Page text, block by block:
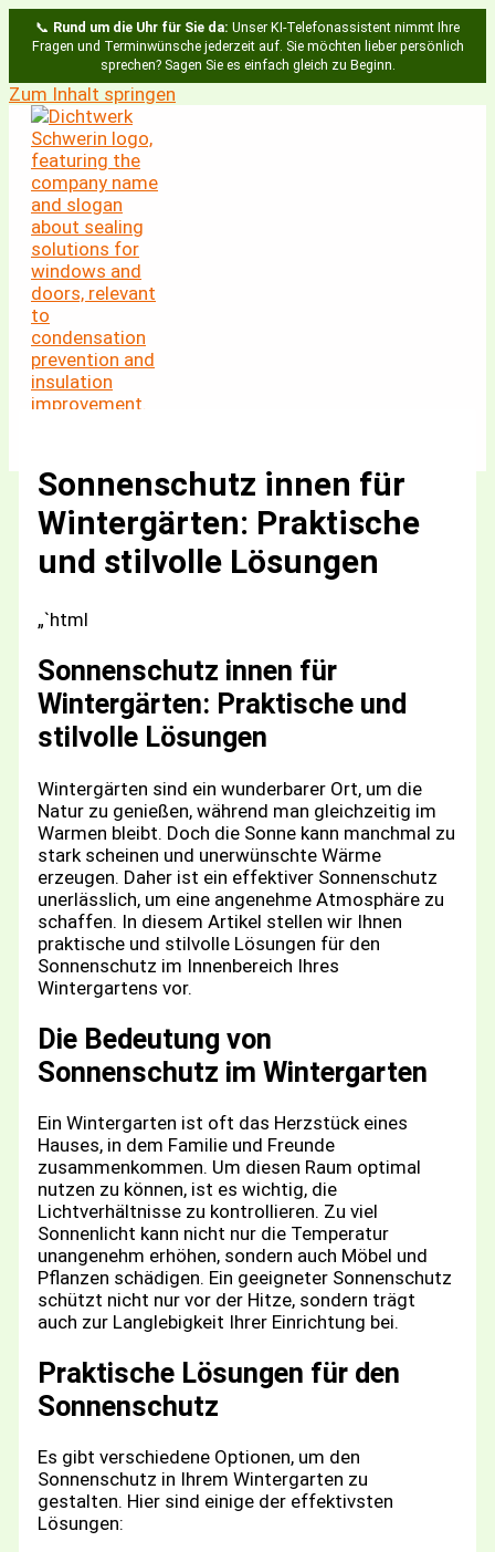
📞 Rund um die Uhr für Sie da: Unser KI-Telefonassistent nimmt Ihre
Fragen und Terminwünsche jederzeit auf. Sie möchten lieber persönlich
sprechen? Sagen Sie es einfach gleich zu Beginn.
Zum Inhalt springen
Sonnenschutz innen für
Wintergärten: Praktische
und stilvolle Lösungen
„`html
Sonnenschutz innen für
Wintergärten: Praktische und
stilvolle Lösungen
Wintergärten sind ein wunderbarer Ort, um die
Natur zu genießen, während man gleichzeitig im
Warmen bleibt. Doch die Sonne kann manchmal zu
stark scheinen und unerwünschte Wärme
erzeugen. Daher ist ein effektiver Sonnenschutz
unerlässlich, um eine angenehme Atmosphäre zu
schaffen. In diesem Artikel stellen wir Ihnen
praktische und stilvolle Lösungen für den
Sonnenschutz im Innenbereich Ihres
Wintergartens vor.
Die Bedeutung von
Sonnenschutz im Wintergarten
Ein Wintergarten ist oft das Herzstück eines
Hauses, in dem Familie und Freunde
zusammenkommen. Um diesen Raum optimal
nutzen zu können, ist es wichtig, die
Lichtverhältnisse zu kontrollieren. Zu viel
Sonnenlicht kann nicht nur die Temperatur
unangenehm erhöhen, sondern auch Möbel und
Pflanzen schädigen. Ein geeigneter Sonnenschutz
schützt nicht nur vor der Hitze, sondern trägt
auch zur Langlebigkeit Ihrer Einrichtung bei.
Praktische Lösungen für den
Sonnenschutz
Es gibt verschiedene Optionen, um den
Sonnenschutz in Ihrem Wintergarten zu
gestalten. Hier sind einige der effektivsten
Lösungen: